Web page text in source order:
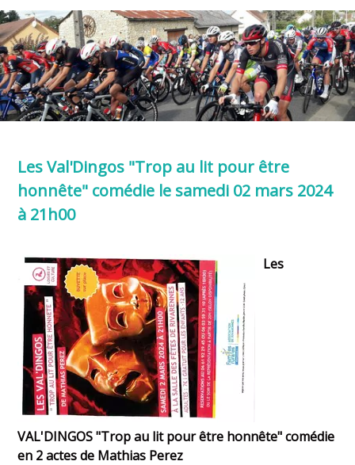
Les Val'Dingos "Trop au lit pour être
honnête" comédie le samedi 02 mars 2024
à 21h00
Les
VAL'DINGOS "Trop au lit pour être honnête" comédie
en 2 actes de Mathias Perez